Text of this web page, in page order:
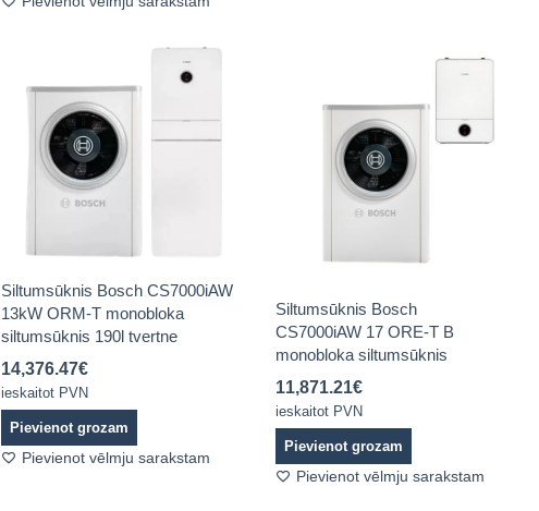
Siltumsūknis Bosch CS7000iAW
13kW ORM-T monobloka
siltumsūknis 190l tvertne
14,376.47€
ieskaitot PVN
Pievienot grozam
Pievienot vēlmju sarakstam
Siltumsūknis Bosch
CS7000iAW 17 ORE-T B
monobloka siltumsūknis
11,871.21€
ieskaitot PVN
Pievienot grozam
Pievienot vēlmju sarakstam